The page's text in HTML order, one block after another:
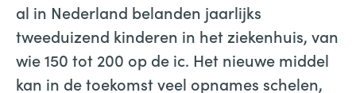
al in Nederland belanden jaarlijks
tweeduizend kinderen in het ziekenhuis, van
wie 150 tot 200 op de ic. Het nieuwe middel
kan in de toekomst veel opnames schelen,